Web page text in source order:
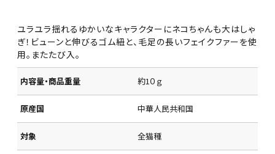
ユラユラ揺れるゆかいなキャラクターにネコちゃんも大はしゃ
ぎ！ビューンと伸びるゴム紐と、毛足の長いフェイクファーを使
用。またたび入。
内容量・商品重量 約1０ｇ
原産国 中華人民共和国
対象 全猫種